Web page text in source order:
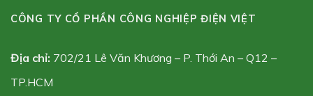
CÔNG TY CỔ PHẦN CÔNG NGHIỆP ĐIỆN VIỆT
Địa chỉ: 702/21 Lê Văn Khương – P. Thới An – Q12 –
TP.HCM